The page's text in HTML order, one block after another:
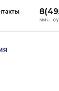
мин.